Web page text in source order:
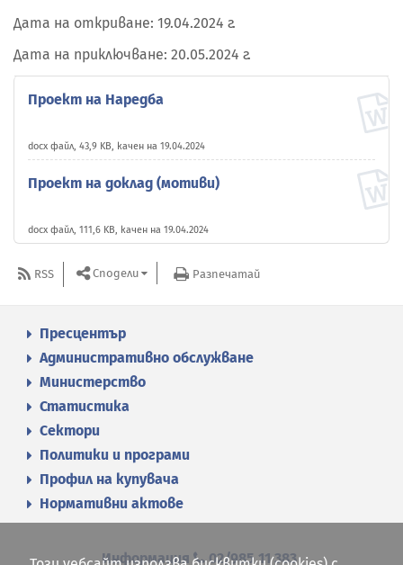
Дата на откриване: 19.04.2024 г.
Дата на приключване: 20.05.2024 г.
Проект на Наредба
docx файл, 43,9 KB, качен на 19.04.2024
Проект на доклад (мотиви)
docx файл, 111,6 KB, качен на 19.04.2024
RSS Сподели Разпечатай
Пресцентър
Административно обслужване
Министерство
Статистика
Сектори
Политики и програми
Профил на купувача
Нормативни актове
Информация 02/985 11 383